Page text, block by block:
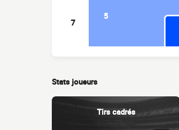
7
5
Stats joueurs
Tirs cadrés